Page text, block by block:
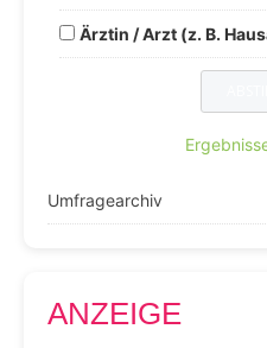
Ärztin / Arzt (z. B.
Umfragearchiv
ANZEIGE